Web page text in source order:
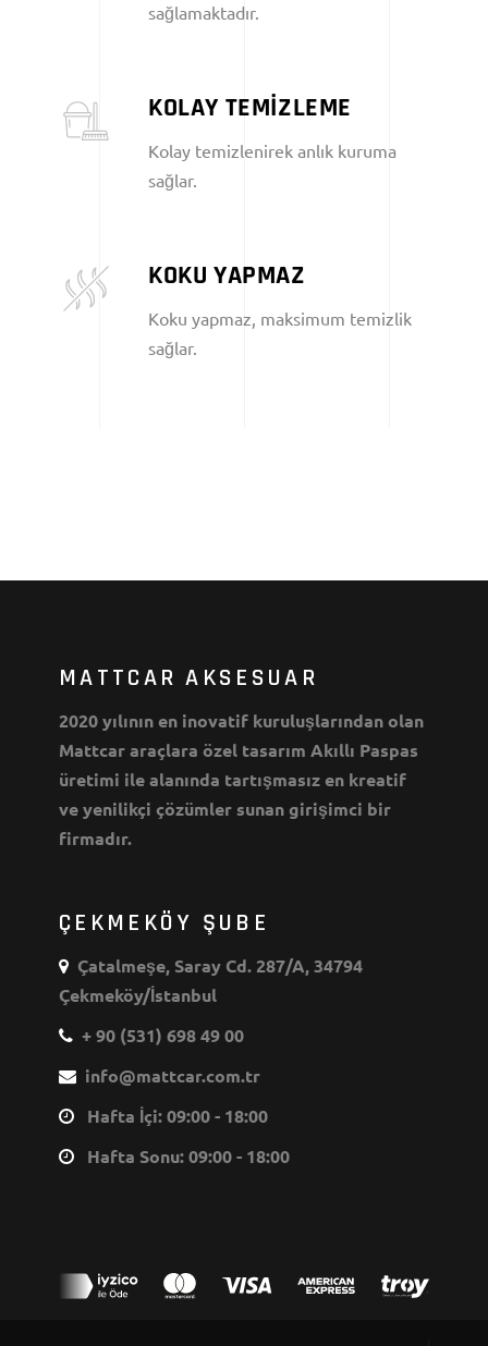
sağlamaktadır.
KOLAY TEMİZLEME
Kolay temizlenirek anlık kuruma
sağlar.
KOKU YAPMAZ
Koku yapmaz, maksimum temizlik
sağlar.
MATTCAR AKSESUAR
2020 yılının en inovatif kuruluşlarından olan
Mattcar araçlara özel tasarım Akıllı Paspas
üretimi ile alanında tartışmasız en kreatif
ve yenilikçi çözümler sunan girişimci bir
firmadır.
ÇEKMEKÖY ŞUBE
Çatalmeşe, Saray Cd. 287/A, 34794
Çekmeköy/İstanbul
+ 90 (531) 698 49 00
info@mattcar.com.tr
Hafta İçi: 09:00 - 18:00
Hafta Sonu: 09:00 - 18:00